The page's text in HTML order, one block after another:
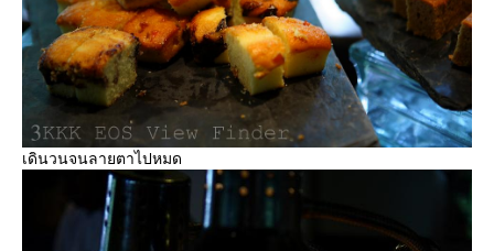
เดินวนจนลายตาไปหมด